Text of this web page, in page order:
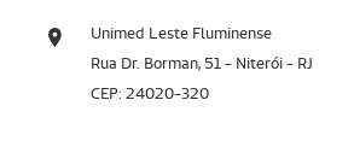
Unimed Leste Fluminense
Rua Dr. Borman, 51 - Niterói - RJ
CEP: 24020-320